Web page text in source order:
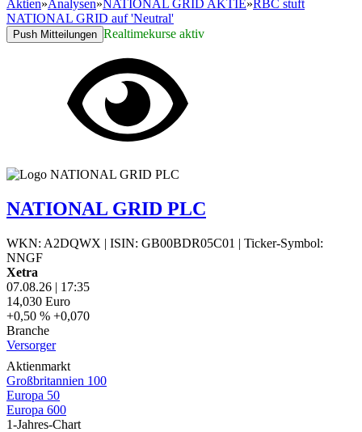
Aktien»Analysen»NATIONAL GRID AKTIE»RBC stuft
NATIONAL GRID auf 'Neutral'
Push Mitteilungen Realtimekurse aktiv
NATIONAL GRID PLC
WKN: A2DQWX | ISIN: GB00BDR05C01 | Ticker-Symbol:
NNGF
Xetra
07.08.26 | 17:35
14,030 Euro
+0,50 % +0,070
Branche
Versorger
Aktienmarkt
Großbritannien 100
Europa 50
Europa 600
1-Jahres-Chart